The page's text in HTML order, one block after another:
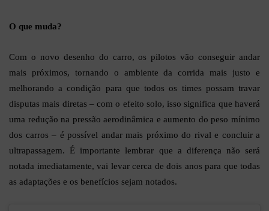
O que muda?
Com o novo desenho do carro, os pilotos vão conseguir andar
mais próximos, tornando o ambiente da corrida mais justo e
melhorando a condição para que todos os times possam travar
disputas mais diretas – com o efeito solo, isso significa que haverá
uma redução na pressão aerodinâmica e aumento do peso mínimo
dos carros – é possível andar mais próximo do rival e concluir a
ultrapassagem. É importante lembrar que a diferença não será
notada imediatamente, vai levar cerca de dois anos para que todas
as adaptações e os benefícios sejam notados.